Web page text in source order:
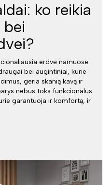
ko reikia
bei
erdvė namuose.
bei augintiniai, kurie
geria skanią kavą ir
nebus toks funkcionalus
garantuoja ir komfortą, ir